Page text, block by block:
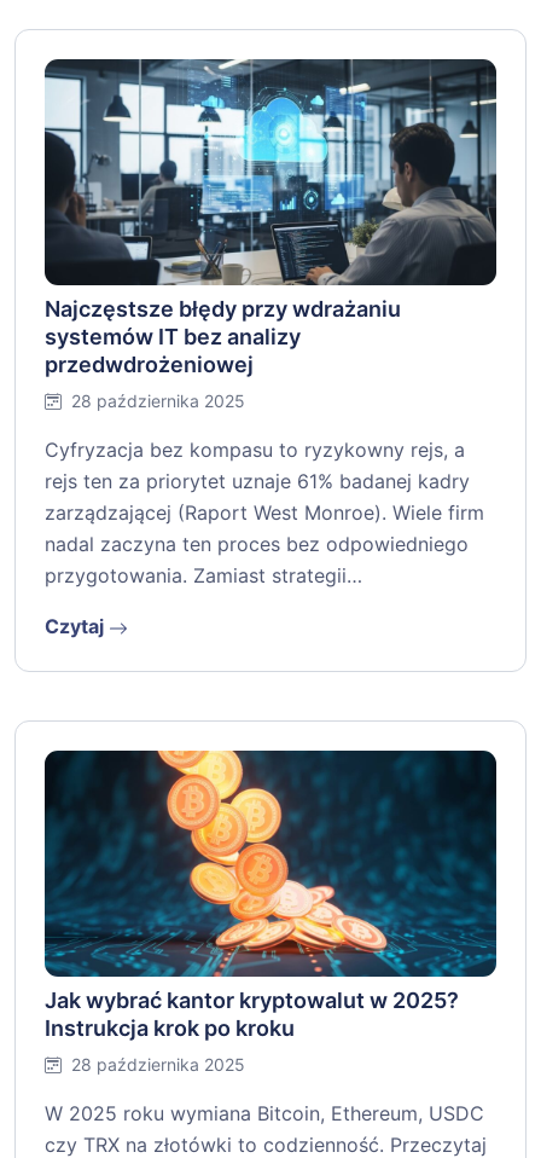
Najczęstsze błędy przy wdrażaniu
systemów IT bez analizy
przedwdrożeniowej
28 października 2025
Cyfryzacja bez kompasu to ryzykowny rejs, a
rejs ten za priorytet uznaje 61% badanej kadry
zarządzającej (Raport West Monroe). Wiele firm
nadal zaczyna ten proces bez odpowiedniego
przygotowania. Zamiast strategii…
Czytaj
Jak wybrać kantor kryptowalut w 2025?
Instrukcja krok po kroku
28 października 2025
W 2025 roku wymiana Bitcoin, Ethereum, USDC
czy TRX na złotówki to codzienność. Przeczytaj